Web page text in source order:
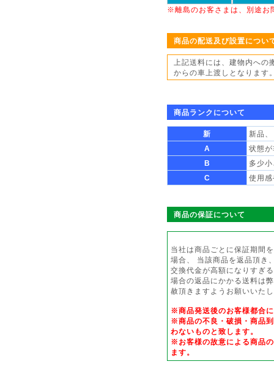
※離島のお客さまは、別途お
商品の配送及び設置につい
上記送料には、建物内へ
からの車上渡しとなります
商品ランクについて
新
新品
A
状態
B
多少
C
使用
商品の保証について
当社は商品ごとに保証期間
場合、 当該商品を返品頂き
交換代金が高額になりすぎ
場合の返品にかかる送料は
赦頂きますようお願いいた
※商品発送後のお客様都合
※商品の不良・破損・商品
わないものと致します。
※お客様の故意による商品
ます。